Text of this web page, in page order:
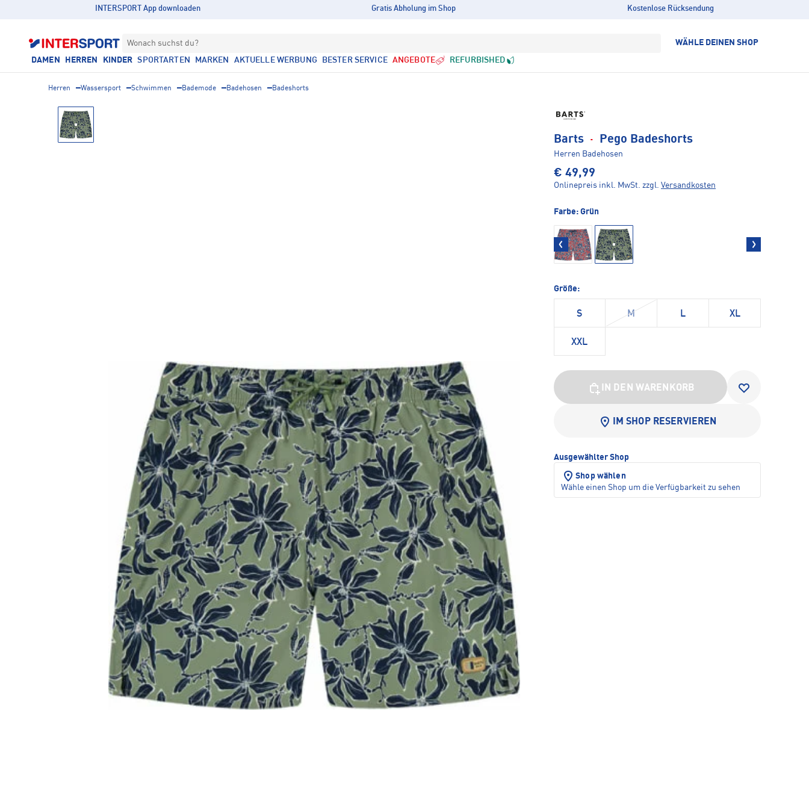
INTERSPORT App downloaden Gratis Abholung im Shop Kostenlose Rücksendung
Wonach suchst du? WÄHLE DEINEN SHOP
DAMEN HERREN KINDER SPORTARTEN MARKEN AKTUELLE WERBUNG BESTER SERVICE ANGEBOTE REFURBISHED
Herren Wassersport Schwimmen Bademode Badehosen Badeshorts
Barts · Pego Badeshorts
Herren Badehosen
€ 49,99
Onlinepreis inkl. MwSt. zzgl. Versandkosten
Farbe: Grün
Größe:
S M L XL
XXL
IN DEN WARENKORB
IM SHOP RESERVIEREN
Ausgewählter Shop
Shop wählen
Wähle einen Shop um die Verfügbarkeit zu sehen